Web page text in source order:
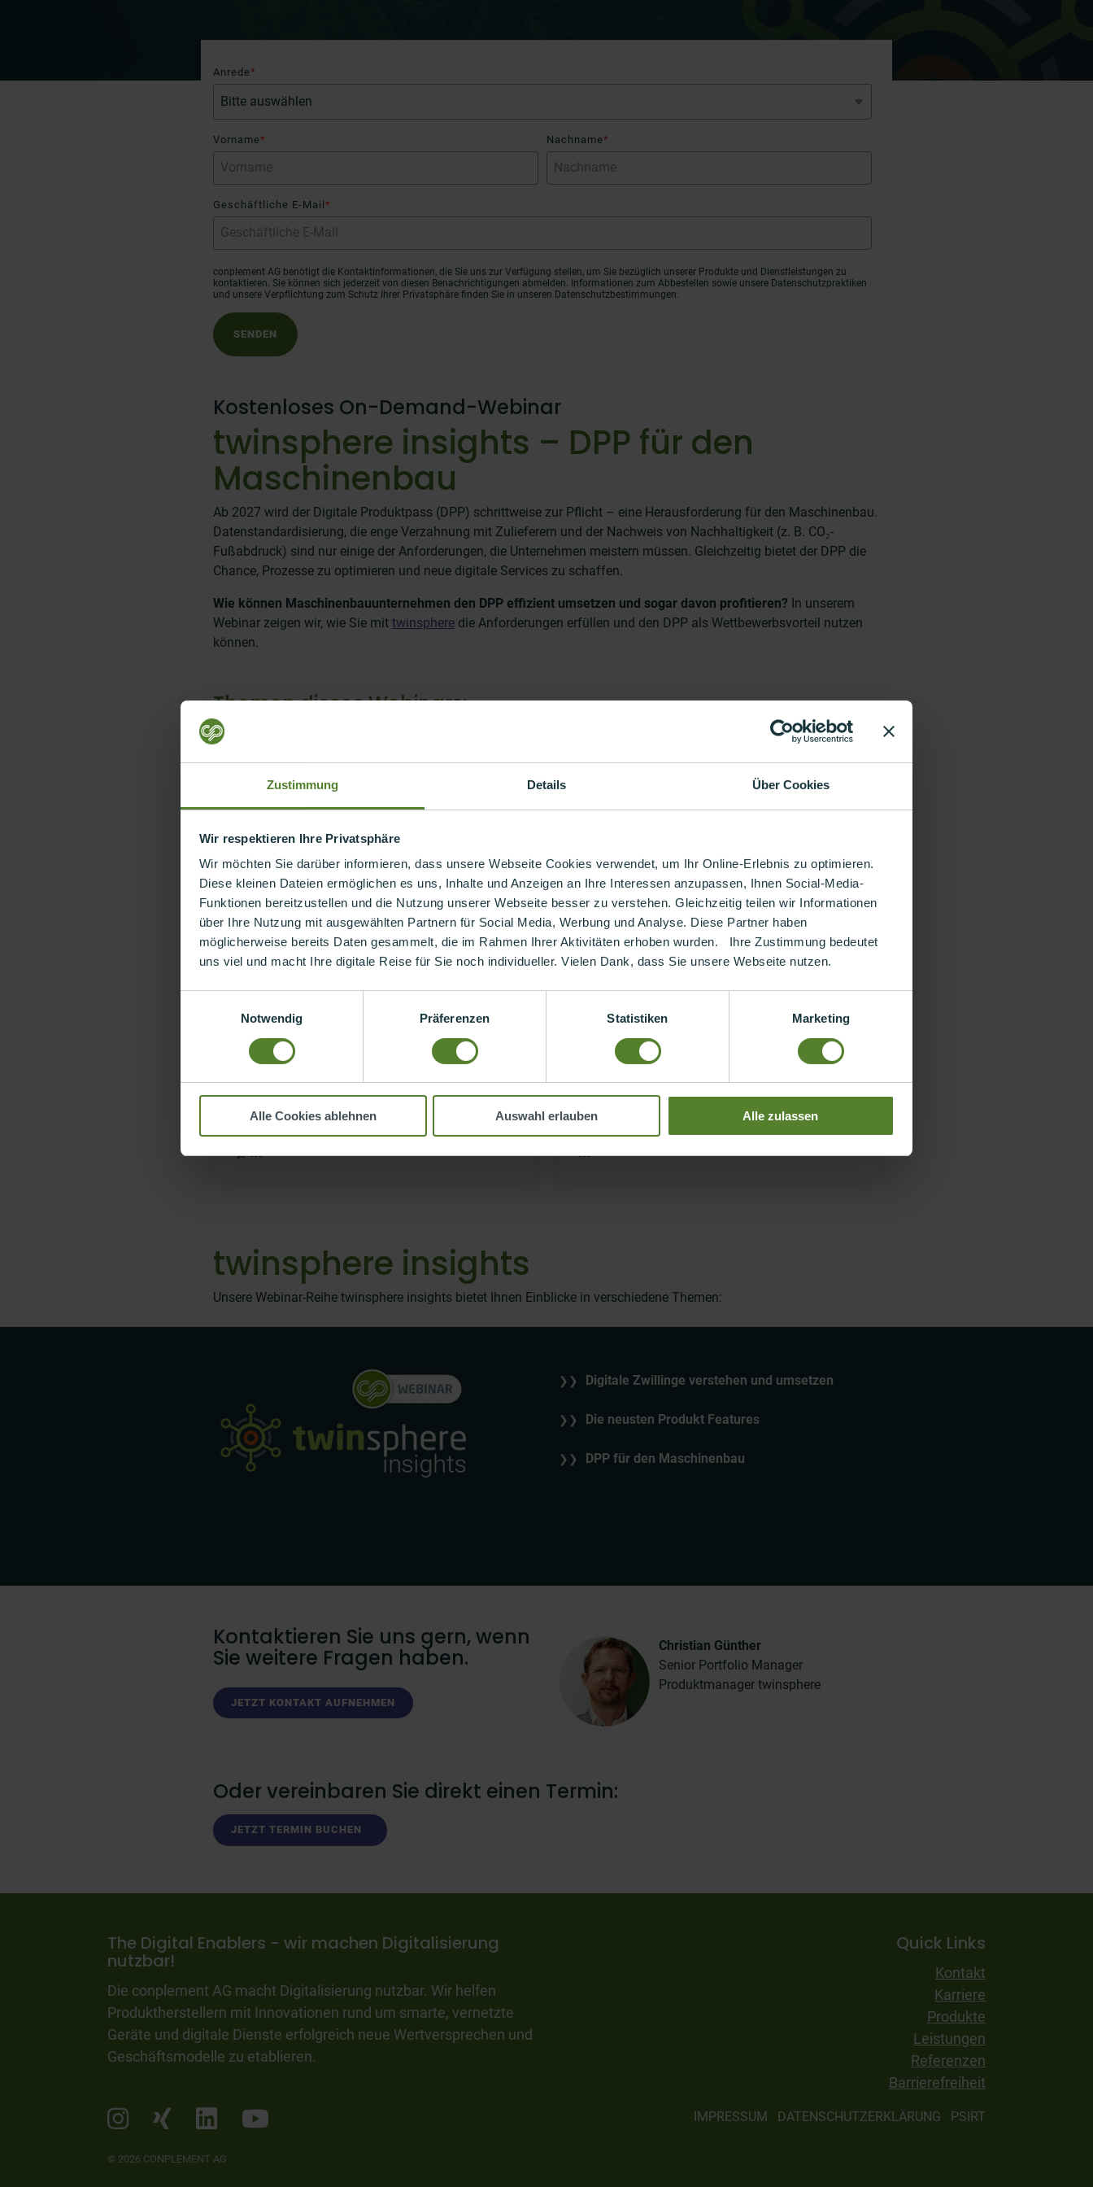
Zustimmung Details Über Cookies
Wir respektieren Ihre Privatsphäre
Wir möchten Sie darüber informieren, dass unsere Webseite Cookies verwendet, um Ihr Online-Erlebnis zu optimieren.
Diese kleinen Dateien ermöglichen es uns, Inhalte und Anzeigen an Ihre Interessen anzupassen, Ihnen Social-Media-
Funktionen bereitzustellen und die Nutzung unserer Webseite besser zu verstehen. Gleichzeitig teilen wir Informationen
über Ihre Nutzung mit ausgewählten Partnern für Social Media, Werbung und Analyse. Diese Partner haben
möglicherweise bereits Daten gesammelt, die im Rahmen Ihrer Aktivitäten erhoben wurden. Ihre Zustimmung bedeutet
uns viel und macht Ihre digitale Reise für Sie noch individueller. Vielen Dank, dass Sie unsere Webseite nutzen.
Notwendig
Präferenzen Statistiken Marketing
Alle Cookies ablehnen Auswahl erlauben Alle zulassen
Anrede*
Vorname* Nachname*
Geschäftliche E-Mail *
conplement AG benötigt die Kontaktinformationen, die Sie uns zur Verfügung stellen, um Sie bezüglich unserer Produkte und Dienstleistungen zu
kontaktieren. Sie können sich jederzeit von diesen Benachrichtigungen abmelden. Informationen zum Abbestellen sowie unsere Datenschutzpraktiken
und unsere Verpflichtung zum Schutz Ihrer Privatsphäre finden Sie in unseren Datenschutzbestimmungen.
Kostenloses On-Demand-Webinar
twinsphere insights – DPP für den
Maschinenbau
Ab 2027 wird der Digitale Produktpass (DPP) schrittweise zur Pflicht – eine Herausforderung für den Maschinenbau.
Datenstandardisierung, die enge Verzahnung mit Zulieferern und der Nachweis von Nachhaltigkeit (z. B. CO₂-
Fußabdruck) sind nur einige der Anforderungen, die Unternehmen meistern müssen. Gleichzeitig bietet der DPP die
Chance, Prozesse zu optimieren und neue digitale Services zu schaffen.
Wie können Maschinenbauunternehmen den DPP effizient umsetzen und sogar davon profitieren? In unserem
Webinar zeigen wir, wie Sie mit twinsphere die Anforderungen erfüllen und den DPP als Wettbewerbsvorteil nutzen
können.
Themen dieses Webinars:
Effiziente Umsetzung mit twinsphere
Christian Günther
Produktmanager twinsphere
Christian Körber
Product Owner twinsphere
twinsphere insights
Unsere Webinar-Reihe twinsphere insights bietet Ihnen Einblicke in verschiedene Themen:
❯❯ Digitale Zwillinge verstehen und umsetzen
❯❯ Die neusten Produkt Features
❯❯ DPP für den Maschinenbau
Kontaktieren Sie uns gern, wenn
Sie weitere Fragen haben.
JETZT KONTAKT AUFNEHMEN
Christian Günther
Senior Portfolio Manager
Produktmanager twinsphere
Oder vereinbaren Sie direkt einen Termin:
JETZT TERMIN BUCHEN
The Digital Enablers - wir machen Digitalisierung
nutzbar!
Die conplement AG macht Digitalisierung nutzbar. Wir helfen
Produktherstellern mit Innovationen rund um smarte, vernetzte
Geräte und digitale Dienste erfolgreich neue Wertversprechen und
Geschäftsmodelle zu etablieren.
Quick Links
Kontakt
Karriere
Produkte
Leistungen
Referenzen
Barrierefreiheit
IMPRESSUM DATENSCHUTZERKLÄRUNG PSIRT
© 2026 CONPLEMENT AG